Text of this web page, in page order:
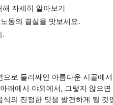
자세히 알아보기
동의 결실을 맛보세요.
.
로 둘러싸인 아름다운 시골에
래에서 야외에서, 그렇지 않으
의 진정한 맛을 발견하게 될 것